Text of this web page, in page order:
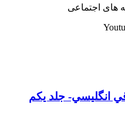
های اجتماعی
انگليسي- جلد يكم